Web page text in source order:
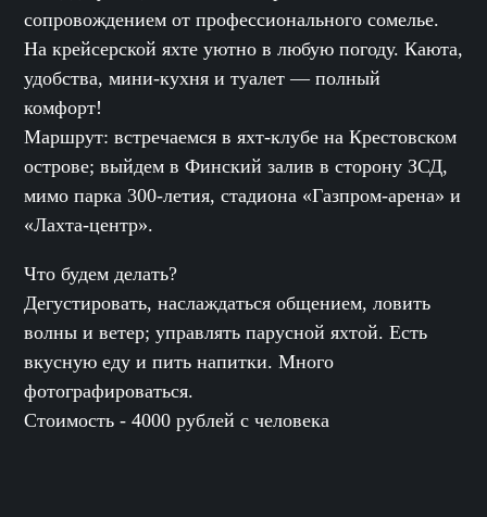
сопровождением от профессионального сомелье.
На крейсерской яхте уютно в любую погоду. Каюта,
удобства, мини-кухня и туалет — полный
комфорт!
Маршрут: встречаемся в яхт-клубе на Крестовском
острове; выйдем в Финский залив в сторону ЗСД,
мимо парка 300-летия, стадиона «Газпром-арена» и
«Лахта-центр».
Что будем делать?
Дегустировать, наслаждаться общением, ловить
волны и ветер; управлять парусной яхтой. Есть
вкусную еду и пить напитки. Много
фотографироваться.
Стоимость - 4000 рублей с человека